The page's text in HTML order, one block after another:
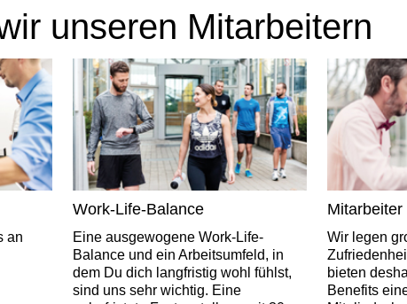
unseren Mitarbeitern
an
Work-Life-Balance
Eine ausgewogene Work-Life-
Balance und ein Arbeitsumfeld, in
dem Du dich langfristig wohl fühlst,
sind uns sehr wichtig. Eine
Wir legen
bieten
Benefits